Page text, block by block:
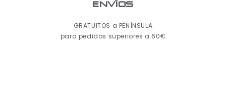
ENVÍOS
GRATUITOS a PENÍNSULA
para pedidos superiores a 60€